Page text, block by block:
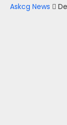
Askcg News